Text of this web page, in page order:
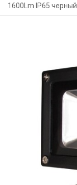
1600Lm IP65 черный